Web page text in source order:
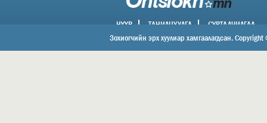
НҮҮР ТАНИЛЦУУЛГА СУРТАЛЧИЛГАА
ХОЛБОО БАРИХ
Зохиогчийн эрх хуулиар хамгаалагдсан.